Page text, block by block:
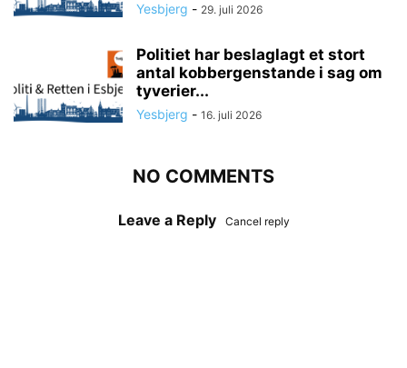
Yesbjerg - 29. juli 2026
Politiet har beslaglagt et stort
antal kobbergenstande i sag om
tyverier...
Yesbjerg - 16. juli 2026
NO COMMENTS
Leave a Reply Cancel reply